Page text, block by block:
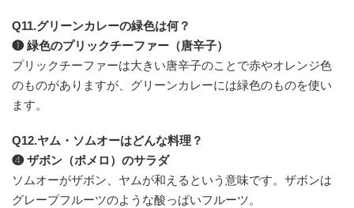
Q11.グリーンカレーの緑色は何？
❶ 緑色のプリックチーファー（唐辛子）
プリックチーファーは大きい唐辛子のことで赤やオレンジ色
のものがありますが、グリーンカレーには緑色のものを使い
ます。
Q12.ヤム・ソムオーはどんな料理？
❹ ザボン（ポメロ）のサラダ
ソムオーがザボン、ヤムが和えるという意味です。ザボンは
グレープフルーツのような酸っぱいフルーツ。